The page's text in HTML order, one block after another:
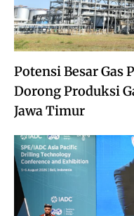
Potensi Besar Gas
Dorong Produksi
Jawa Timur